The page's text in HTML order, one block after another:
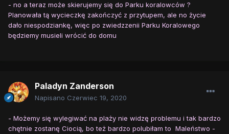
- no a teraz może skierujemy się do Parku koralowców ?
Planowała tą wycieczkę zakończyć z przytupem, ale no życie
dało niespodziankę, więc po zwiedzzenii Parku Koralowego
będziemy musieli wrócić do domu
Paladyn Zanderson
Napisano Czerwiec 19, 2020
- Możemy się wylegiwać na plaży nie widzę problemu i tak bardzo
chętnie zostanę Ciocią, bo też bardzo polubiłam to Maleństwo -